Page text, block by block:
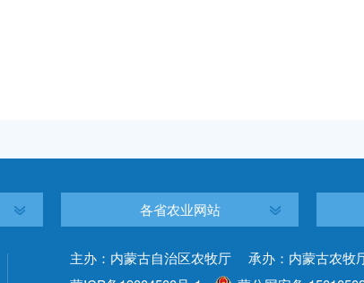
各省农业网站
主办：内蒙古自治区农牧厅 承办：内蒙古农牧